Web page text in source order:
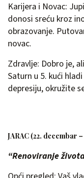
Karijera i Novac:
donosi sreću kroz
obrazovanje.
novac.
Zdravlje: Dobro je,
Saturn u 5. kući
depresiju, okružite
JARAC (22. decembar
“Renoviranje